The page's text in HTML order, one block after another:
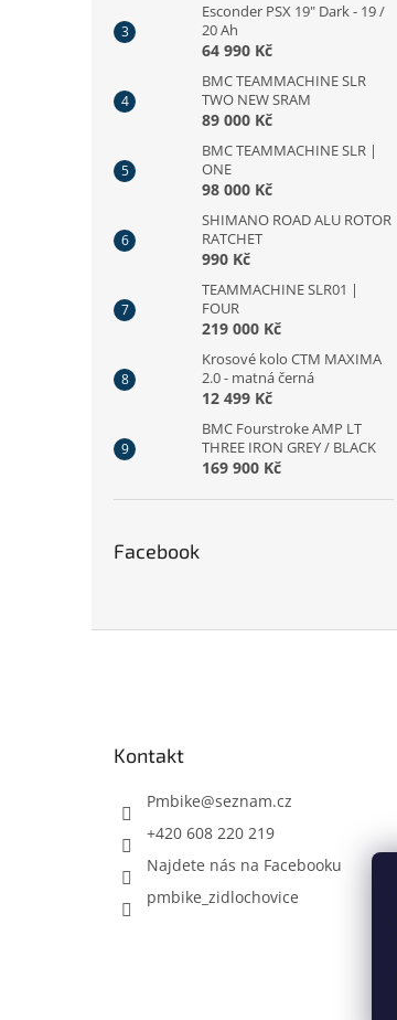
Esconder PSX 19" Dark - 19 /
20 Ah
64 990 Kč
BMC TEAMMACHINE SLR
TWO NEW SRAM
89 000 Kč
BMC TEAMMACHINE SLR |
ONE
98 000 Kč
SHIMANO ROAD ALU ROTOR
RATCHET
990 Kč
TEAMMACHINE SLR01 |
FOUR
219 000 Kč
Krosové kolo CTM MAXIMA
2.0 - matná černá
12 499 Kč
BMC Fourstroke AMP LT
THREE IRON GREY / BLACK
169 900 Kč
Facebook
Kontakt
Pmbike@seznam.cz
+420 608 220 219
Najdete nás na Facebooku
pmbike_zidlochovice